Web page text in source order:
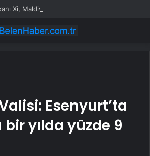
Esenyurt’ta
bir yılda yüzde 9